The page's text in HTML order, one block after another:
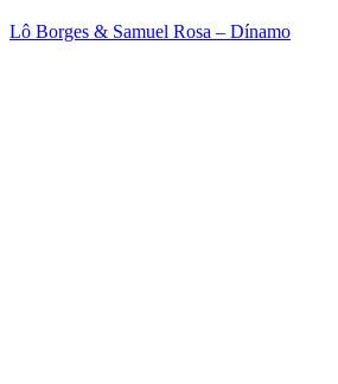
Lô Borges & Samuel Rosa – Dínamo